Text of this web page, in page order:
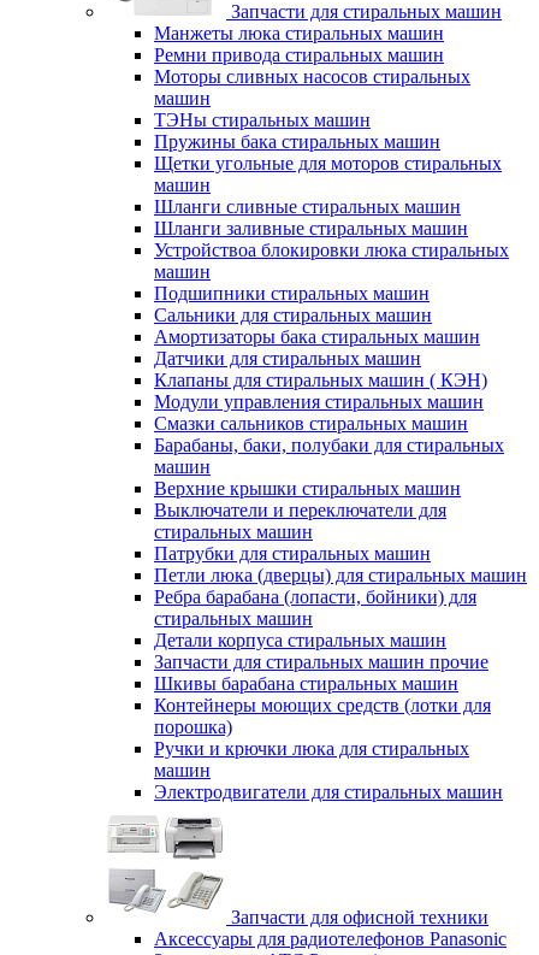
Запчасти для стиральных машин
Манжеты люка стиральных машин
Ремни привода стиральных машин
Моторы сливных насосов стиральных
машин
ТЭНы стиральных машин
Пружины бака стиральных машин
Щетки угольные для моторов стиральных
машин
Шланги сливные стиральных машин
Шланги заливные стиральных машин
Устройствоа блокировки люка стиральных
машин
Подшипники стиральных машин
Сальники для стиральных машин
Амортизаторы бака стиральных машин
Датчики для стиральных машин
Клапаны для стиральных машин ( КЭН)
Модули управления стиральных машин
Смазки сальников стиральных машин
Барабаны, баки, полубаки для стиральных
машин
Верхние крышки стиральных машин
Выключатели и переключатели для
стиральных машин
Патрубки для стиральных машин
Петли люка (дверцы) для стиральных машин
Ребра барабана (лопасти, бойники) для
стиральных машин
Детали корпуса стиральных машин
Запчасти для стиральных машин прочие
Шкивы барабана стиральных машин
Контейнеры моющих средств (лотки для
порошка)
Ручки и крючки люка для стиральных
машин
Электродвигатели для стиральных машин
Запчасти для офисной техники
Аксессуары для радиотелефонов Panasonic